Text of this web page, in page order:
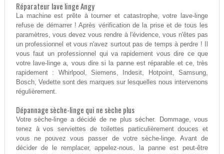
Réparateur lave linge Angy
La machine est prête à tourner et catastrophe, votre lave-linge
refuse de démarrer ! Après vérification de la prise et de tous les
paramètres, vous devez vous rendre à l'évidence, vous n'êtes pas
un professionnel et vous n'avez surtout pas de temps à perdre ! Il
vous faut un professionnel qui va rapidement vous dire ce que
votre lave-linge a, vous dire si la panne est réparable et ce, très
rapidement : Whirlpool, Siemens, Indesit, Hotpoint, Samsung,
Bosch, Vedette sont des marques sur lesquelles nous intervenons
régulièrement.
Dépannage sèche-linge qui ne sèche plus
Votre sèche-linge a décidé de ne plus sécher. Dommage, vous
tenez à vos serviettes de toilettes particulièrement douces et
vous ne pouvez vous passer de votre sèche-linge. Avant de
décider de le remplacer, appelez-nous, la panne est peut-être